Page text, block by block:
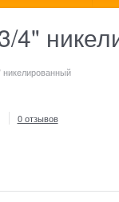
4"
0 отзывов